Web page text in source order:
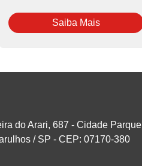
Saiba Mais
do Arari, 687 - Cidade Parque
/ SP - CEP: 07170-380